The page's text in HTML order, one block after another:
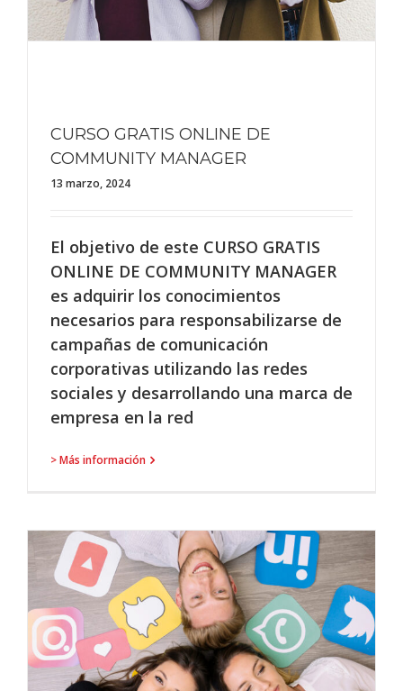
CURSO GRATIS ONLINE DE
COMMUNITY MANAGER
13 marzo, 2024
El objetivo de este CURSO GRATIS
ONLINE DE COMMUNITY MANAGER
es adquirir los conocimientos
necesarios para responsabilizarse de
campañas de comunicación
corporativas utilizando las redes
sociales y desarrollando una marca de
empresa en la red
> Más información